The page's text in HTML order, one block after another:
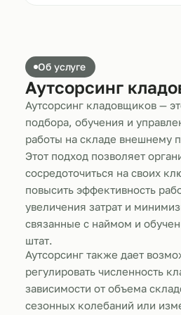
Об услуге
Аутсорсинг
Аутсорсинг кладовщиков —
подбора, обучения и
работы на складе внешнему
Этот подход позволяет
сосредоточиться на своих
повысить эффективность
увеличения затрат и
связанные с наймом и
штат.
Аутсорсинг также дает
регулировать численность
зависимости от объема
сезонных колебаний или